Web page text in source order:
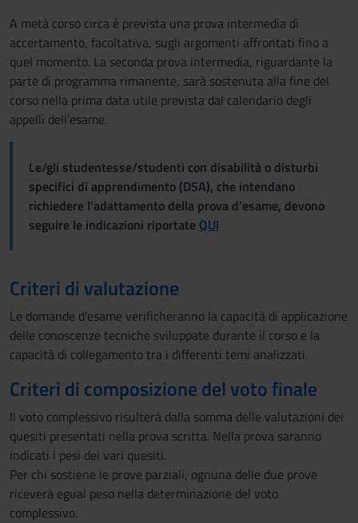
A metà corso circa è prevista una prova intermedia di
accertamento, facoltativa, sugli argomenti affrontati fino a
quel momento. La seconda prova intermedia, riguardante la
parte di programma rimanente, sarà sostenuta alla fine del
corso nella prima data utile prevista dal calendario degli
appelli dell'esame.
Le/gli studentesse/studenti con disabilità o disturbi
specifici di apprendimento (DSA), che intendano
richiedere l'adattamento della prova d'esame, devono
seguire le indicazioni riportate QUI
Criteri di valutazione
Le domande d'esame verificheranno la capacità di applicazione
delle conoscenze tecniche sviluppate durante il corso e la
capacità di collegamento tra i differenti temi analizzati.
Criteri di composizione del voto finale
Il voto complessivo risulterà dalla somma delle valutazioni dei
quesiti presentati nella prova scritta. Nella prova saranno
indicati i pesi dei vari quesiti.
Per chi sostiene le prove parziali, ognuna delle due prove
riceverà egual peso nella determinazione del voto
complessivo.